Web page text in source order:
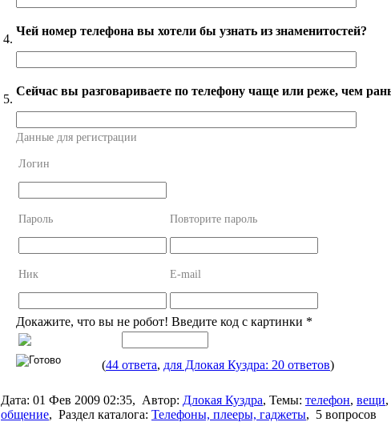
4.
Чей номер телефона вы хотели бы узнать из знаменитостей?
5.
Сейчас вы разговариваете по телефону чаще или реже, чем
Данные для регистрации
Логин
Пароль Повторите пароль
Ник E-mail
Докажите, что вы не робот! Введите код с картинки *
(44 ответа, для Длокая Куздра: 20 ответов)
Дата: 01 Фев 2009 02:35, Автор: Длокая Куздра, Темы: телефон, вещи,
общение, Раздел каталога: Телефоны, плееры, гаджеты, 5 вопросов